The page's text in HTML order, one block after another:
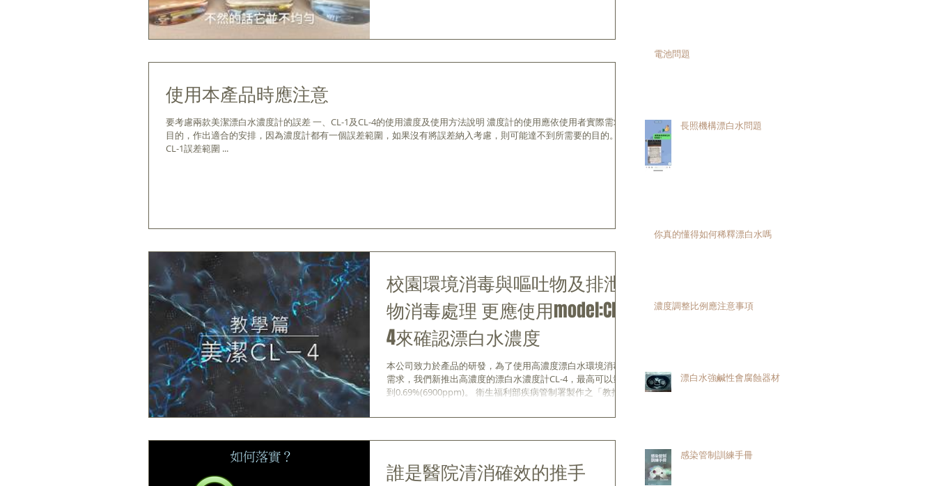
使用本產品時應注意
要考慮兩款美潔漂白水濃度計的誤差 一、CL-1及CL-4的使用濃度及使用方法說明 濃度計的使用應依使用者實際需求與
目的，作出適合的安排，因為濃度計都有一個誤差範圍，如果沒有將誤差納入考慮，則可能達不到所需要的目的。
CL-1誤差範圍 ...
校園環境消毒與嘔吐物及排泄
物消毒處理 更應使用model:CL-
4來確認漂白水濃度
本公司致力於產品的研發，為了使用高濃度漂白水環境消毒的
需求，我們新推出高濃度的漂白水濃度計CL-4，最高可以量測
到0.69%(6900ppm)。 衛生福利部疾病管制署製作之「教托育
誰是醫院清消確效的推手
電池問題
長照機構漂白水問題
你真的懂得如何稀釋漂白水嗎
濃度調整比例應注意事項
漂白水強鹹性會腐蝕器材
感染管制訓練手冊